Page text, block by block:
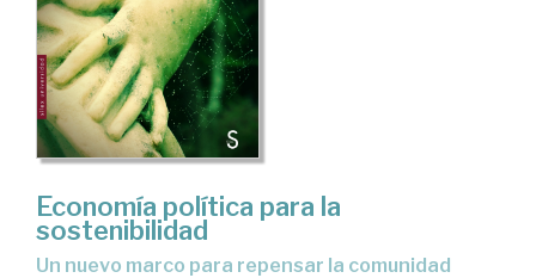
Economía política para la
sostenibilidad
Un nuevo marco para repensar la comunidad